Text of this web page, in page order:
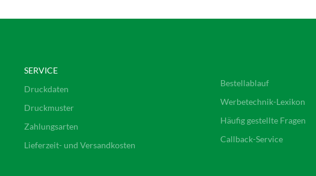
SERVICE
Druckdaten
Druckmuster
Zahlungsarten
Lieferzeit- und Versandkosten
Bestellablauf
Werbetechnik-Lexikon
Häufig gestellte Fragen
Callback-Service